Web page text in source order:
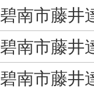
碧南市藤井
碧南市藤井
碧南市藤井